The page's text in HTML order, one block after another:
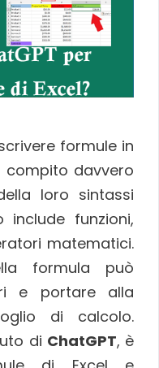
formule in
compito davvero
loro sintassi
include funzioni,
matematici.
formula può
e portare alla
di calcolo.
di ChatGPT, è